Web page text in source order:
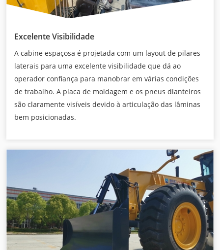
Excelente Visibilidade
A cabine espaçosa é projetada com um layout de pilares
laterais para uma excelente visibilidade que dá ao
operador confiança para manobrar em várias condições
de trabalho. A placa de moldagem e os pneus dianteiros
são claramente visíveis devido à articulação das lâminas
bem posicionadas.